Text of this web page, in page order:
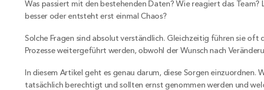
Was passiert mit den bestehenden Daten? Wie reagiert das Team?
besser oder entsteht erst einmal Chaos?
Solche Fragen sind absolut verständlich. Gleichzeitig führen sie oft
Prozesse weitergeführt werden, obwohl der Wunsch nach
In diesem Artikel geht es genau darum, diese Sorgen einzuordnen.
tatsächlich berechtigt und sollten ernst genommen werden und